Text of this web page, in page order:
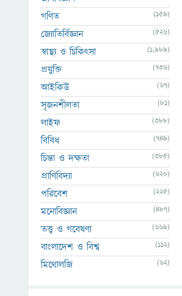
গণিত (159)
জ্যোতির্বিজ্ঞান (526)
স্বাস্থ্য ও চিকিৎসা (1,989)
প্রযুক্তি (736)
আইকিউ (67)
সৃজনশীলতা (81)
লাইফ (388)
বিবিধ (749)
চিন্তা ও দক্ষতা (385)
প্রাণিবিদ্যা (620)
পরিবেশ (225)
মনোবিজ্ঞান (487)
তত্ত্ব ও গবেষণা (669)
বাংলাদেশ ও বিশ্ব (112)
মিথোলজি (62)